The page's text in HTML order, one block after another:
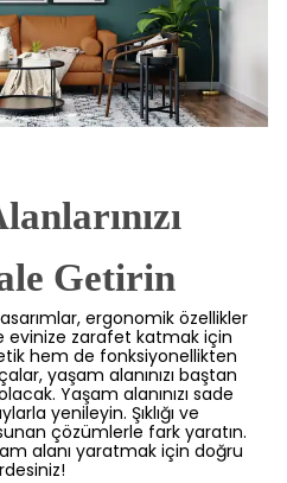
Getirin
ergonomik özellikler
evinize zarafet katmak için
hem de fonksiyonellikten
yaşam alanınızı baştan
Yaşam alanınızı sade
yenileyin. Şıklığı ve
çözümlerle fark yaratın.
alanı yaratmak için doğru